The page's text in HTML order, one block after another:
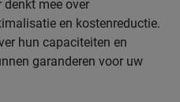
denkt mee over
en kostenreductie.
hun capaciteiten en
garanderen voor uw